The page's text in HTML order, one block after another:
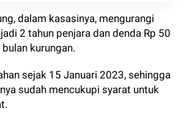
dalam kasasinya, mengurangi
2 tahun penjara dan denda Rp 50
kurungan.
sejak 15 Januari 2023, sehingga
sudah mencukupi syarat untuk